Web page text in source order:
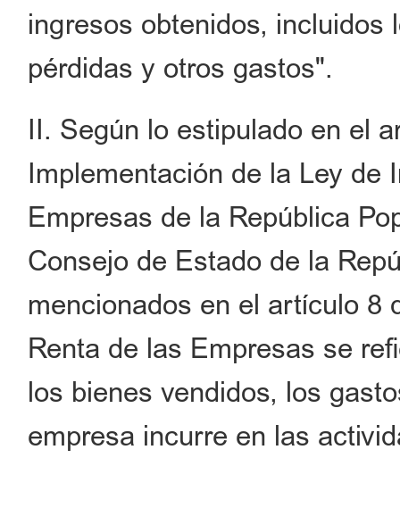
ingresos obtenidos,
pérdidas y otros gastos".
II. Según lo estipulado en el
Implementación de la Ley de
Empresas de la República
Consejo de Estado de la
mencionados en el artículo 8
Renta de las Empresas se
los bienes vendidos, los
empresa incurre en las